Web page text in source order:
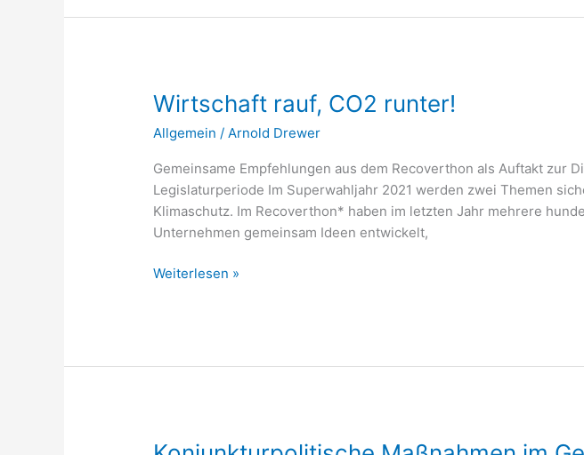
Wirtschaft rauf, CO2 runter!
Allgemein / Arnold Drewer
Gemeinsame Empfehlungen aus dem Recoverthon als Auftakt zur
Legislaturperiode Im Superwahljahr 2021 werden zwei Themen
Klimaschutz. Im Recoverthon* haben im letzten Jahr mehrere
Unternehmen gemeinsam Ideen entwickelt,
Wirtschaft
CO2
runter!
Weiterlesen »
Konjunkturpolitische